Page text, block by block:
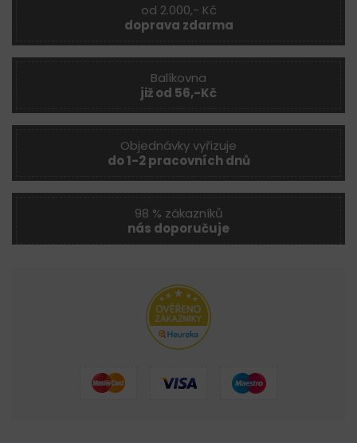
od 2.000,- Kč
doprava zdarma
Balíkovna
již od 56,-Kč
Objednávky vyřizuje
do 1-2 pracovních dnů
98 % zákazníků
nás doporučuje